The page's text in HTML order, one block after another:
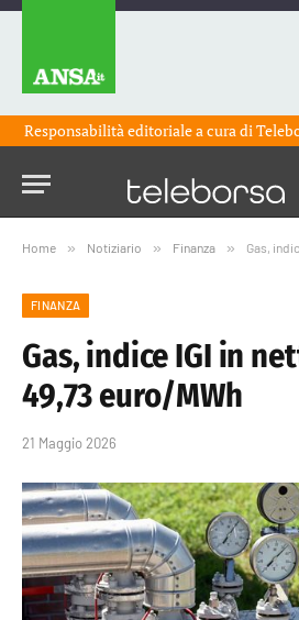
Responsabilità editoriale a cura di
Home » Notiziario » Finanza » Gas, indice
FINANZA
Gas, indice IGI in
49,73 euro/MWh
21 Maggio 2026